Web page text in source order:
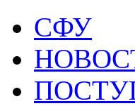
СФУ